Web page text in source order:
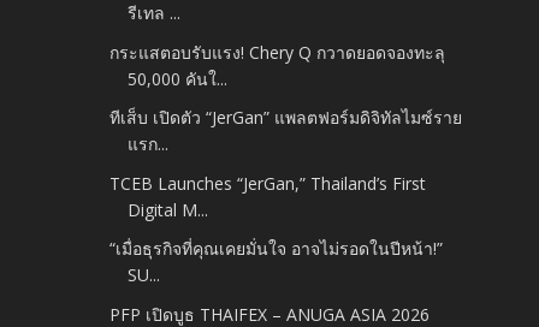
รีเทล ...
กระแสตอบรับแรง! Chery Q กวาดยอดจองทะลุ
50,000 คันใ...
ทีเส็บ เปิดตัว “JerGan” แพลตฟอร์มดิจิทัลไมซ์ราย
แรก...
TCEB Launches “JerGan,” Thailand’s First
Digital M...
“เมื่อธุรกิจที่คุณเคยมั่นใจ อาจไม่รอดในปีหน้า!”
SU...
PFP เปิดบูธ THAIFEX – ANUGA ASIA 2026